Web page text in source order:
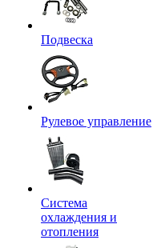
Подвеска
Рулевое управление
Система
охлаждения и
отопления